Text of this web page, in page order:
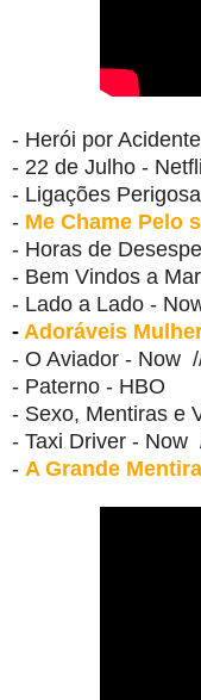
- Herói por
- 22 de Julho -
- Ligações
- Me Chame Pelo
- Horas de
- Bem Vindos a
- Lado a Lado -
- Adoráveis
- O Aviador - Now
- Paterno - HBO
- Sexo, Mentiras e
- Taxi Driver - Now
- A Grande Mentira